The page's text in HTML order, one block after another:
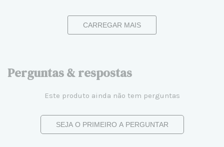
CARREGAR MAIS
Perguntas & respostas
Este produto ainda não tem perguntas
SEJA O PRIMEIRO A PERGUNTAR